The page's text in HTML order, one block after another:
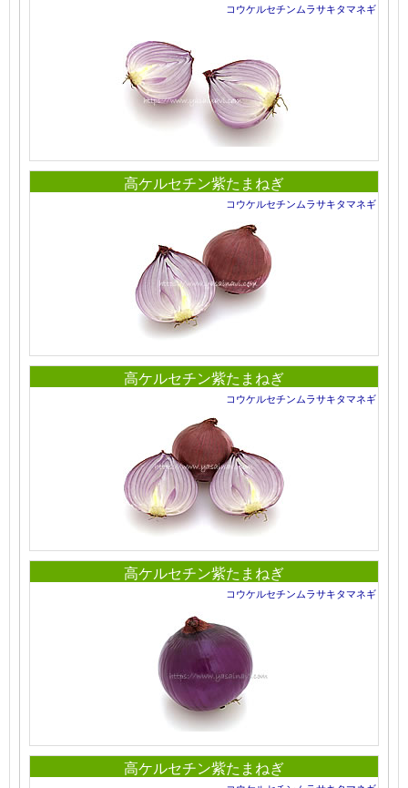
コウケルセチンムラサキタマネギ
高ケルセチン紫たまねぎ
コウケルセチンムラサキタマネギ
高ケルセチン紫たまねぎ
コウケルセチンムラサキタマネギ
高ケルセチン紫たまねぎ
コウケルセチンムラサキタマネギ
高ケルセチン紫たまねぎ